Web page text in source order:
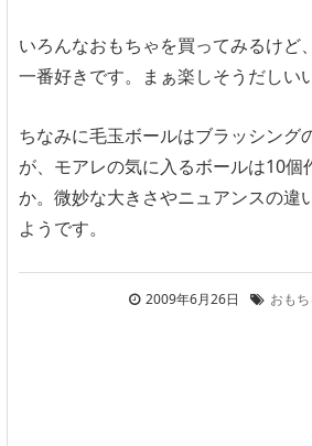
いろんなおもちゃを買ってみるけど
一番好きです。まぁ楽しそうだしい
ちなみに毛玉ボールはブラッシング
が、モアレの気に入るボールは10個
か。微妙な大きさやニュアンスの違
ようです。
2009年6月26日 おも